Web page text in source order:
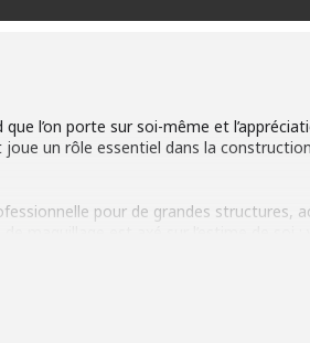
l’on porte sur soi-même et
un rôle essentiel dans la construction
pour de grandes structures,
par le Cottage, dans le cadre de la